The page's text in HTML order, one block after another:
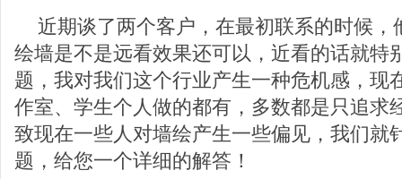
近期谈了两个客户，在最初联系的时候
绘墙是不是远看效果还可以，近看的话就特
题，我对我们这个行业产生一种危机感，现
作室、学生个人做的都有，多数都是只追求
致现在一些人对墙绘产生一些偏见，我们就
题，给您一个详细的解答！